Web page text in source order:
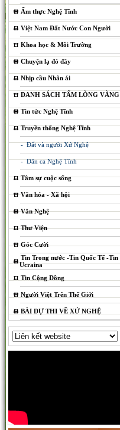
Ẩm thực Nghệ Tĩnh
Việt Nam Đất Nước Con Người
Khoa học & Môi Trường
Chuyện lạ đó đây
Nhịp cầu Nhân ái
DANH SÁCH TẤM LÒNG VÀNG
Tin tức Nghệ Tĩnh
Truyền thống Nghệ Tĩnh
- Đất và người Xứ Nghệ
- Dân ca Nghệ Tĩnh
Tâm sự cuộc sống
Văn hóa - Xã hội
Văn Nghệ
Thư Viện
Góc Cười
Tin Trong nước -Tin Quốc Tế -Tin
Ucraina
Tin Cộng Đồng
Người Việt Trên Thế Giới
BÀI DỰ THI VỀ XỨ NGHỆ